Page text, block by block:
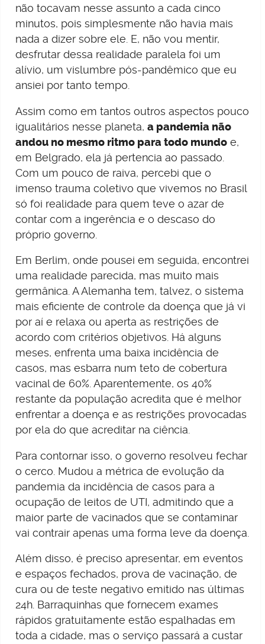
não tocavam nesse assunto a cada cinco
minutos, pois simplesmente não havia mais
nada a dizer sobre ele. E, não vou mentir,
desfrutar dessa realidade paralela foi um
alívio, um vislumbre pós-pandêmico que eu
ansiei por tanto tempo.
Assim como em tantos outros aspectos pouco
igualitários nesse planeta, a pandemia não
andou no mesmo ritmo para todo mundo e,
em Belgrado, ela já pertencia ao passado.
Com um pouco de raiva, percebi que o
imenso trauma coletivo que vivemos no Brasil
só foi realidade para quem teve o azar de
contar com a ingerência e o descaso do
próprio governo.
Em Berlim, onde pousei em seguida, encontrei
uma realidade parecida, mas muito mais
germânica. A Alemanha tem, talvez, o sistema
mais eficiente de controle da doença que já vi
por aí e relaxa ou aperta as restrições de
acordo com critérios objetivos. Há alguns
meses, enfrenta uma baixa incidência de
casos, mas esbarra num teto de cobertura
vacinal de 60%. Aparentemente, os 40%
restante da população acredita que é melhor
enfrentar a doença e as restrições provocadas
por ela do que acreditar na ciência.
Para contornar isso, o governo resolveu fechar
o cerco. Mudou a métrica de evolução da
pandemia da incidência de casos para a
ocupação de leitos de UTI, admitindo que a
maior parte de vacinados que se contaminar
vai contrair apenas uma forma leve da doença.
Além disso, é preciso apresentar, em eventos
e espaços fechados, prova de vacinação, de
cura ou de teste negativo emitido nas últimas
24h. Barraquinhas que fornecem exames
rápidos gratuitamente estão espalhadas em
toda a cidade, mas o serviço passará a custar